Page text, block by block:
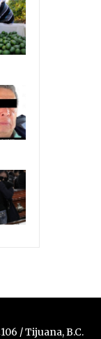
/ Tijuana, B.C.